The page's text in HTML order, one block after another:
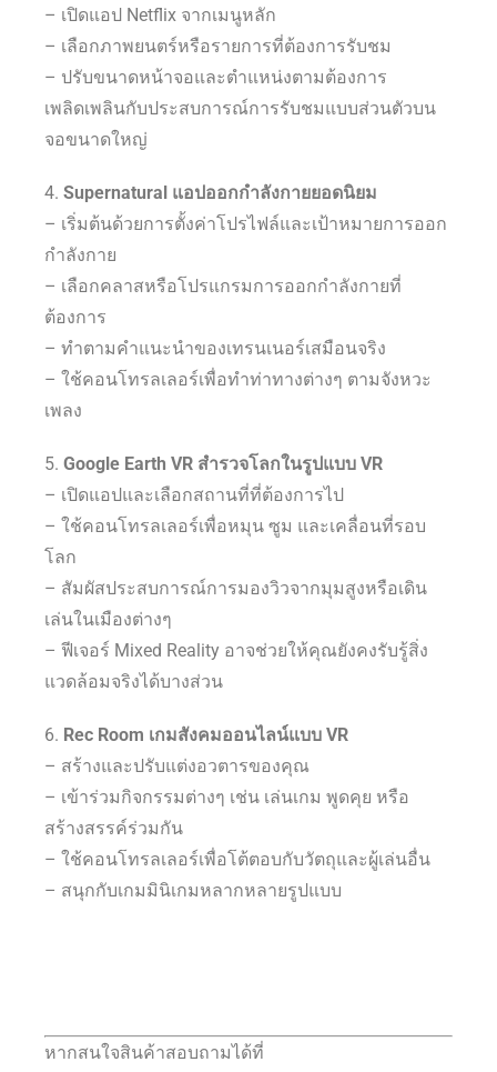
– เปิดแอป Netflix จากเมนูหลัก
– เลือกภาพยนตร์หรือรายการที่ต้องการรับชม
– ปรับขนาดหน้าจอและตำแหน่งตามต้องการ
เพลิดเพลินกับประสบการณ์การรับชมแบบส่วนตัวบน
จอขนาดใหญ่
4. Supernatural แอปออกกำลังกายยอดนิยม
– เริ่มต้นด้วยการตั้งค่าโปรไฟล์และเป้าหมายการออก
กำลังกาย
– เลือกคลาสหรือโปรแกรมการออกกำลังกายที่
ต้องการ
– ทำตามคำแนะนำของเทรนเนอร์เสมือนจริง
– ใช้คอนโทรลเลอร์เพื่อทำท่าทางต่างๆ ตามจังหวะ
เพลง
5. Google Earth VR สำรวจโลกในรูปแบบ VR
– เปิดแอปและเลือกสถานที่ที่ต้องการไป
– ใช้คอนโทรลเลอร์เพื่อหมุน ซูม และเคลื่อนที่รอบ
โลก
– สัมผัสประสบการณ์การมองวิวจากมุมสูงหรือเดิน
เล่นในเมืองต่างๆ
– ฟีเจอร์ Mixed Reality อาจช่วยให้คุณยังคงรับรู้สิ่ง
แวดล้อมจริงได้บางส่วน
6. Rec Room เกมสังคมออนไลน์แบบ VR
– สร้างและปรับแต่งอวตารของคุณ
– เข้าร่วมกิจกรรมต่างๆ เช่น เล่นเกม พูดคุย หรือ
สร้างสรรค์ร่วมกัน
– ใช้คอนโทรลเลอร์เพื่อโต้ตอบกับวัตถุและผู้เล่นอื่น
– สนุกกับเกมมินิเกมหลากหลายรูปแบบ
หากสนใจสินค้าสอบถามได้ที่